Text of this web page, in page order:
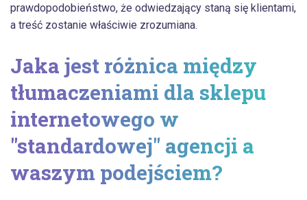
prawdopodobieństwo, że odwiedzający staną się klientami,
a treść zostanie właściwie zrozumiana.
Jaka jest różnica między
tłumaczeniami dla sklepu
internetowego w
"standardowej" agencji a
waszym podejściem?